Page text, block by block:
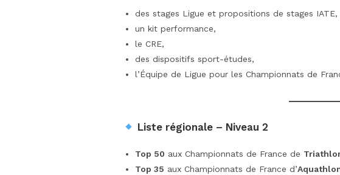
des stages Ligue et propositions de stages IATE,
un kit performance,
le CRE,
des dispositifs sport-études,
l’Équipe de Ligue pour les Championnats de
Liste régionale – Niveau 2
Top 50 aux Championnats de France de
Top 35 aux Championnats de France d’